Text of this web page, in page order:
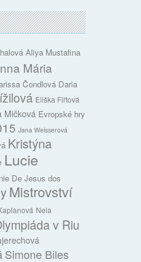
Aliya Mustafina
Mária
Čondlová Daria
Eliška Fiřtová
Mičková Evropské hry
Jana Weisserová
Kristýna
Lucie
De Jesus dos
Mistrovství
Nela
v Riu
Simone Biles